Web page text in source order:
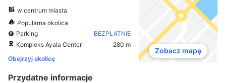
w centrum miasta
Popularna okolica
Parking
BEZPŁATNIE
Kompleks Ayala Center
280 m
Obejrzyj okolicę
Zobacz mapę
Przydatne informacje